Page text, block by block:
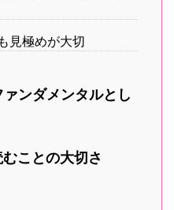
見極めが大切
ンダメンタルとし
ことの大切さ